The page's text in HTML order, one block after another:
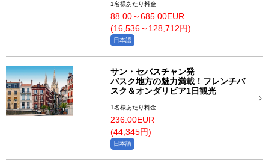
1名様あたり料金
88.00～685.00EUR
(16,536～128,712円)
日本語
サン・セバスチャン発
バスク地方の魅力満載！フレンチバ
スク＆オンダリビア1日観光
1名様あたり料金
236.00EUR
(44,345円)
日本語